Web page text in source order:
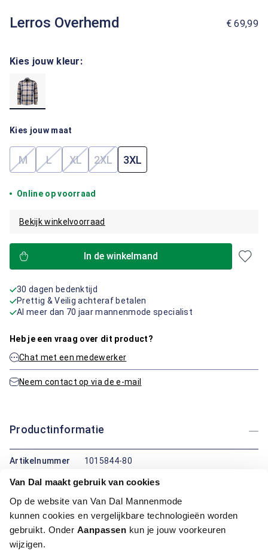
Van Dal maakt gebruik van cookies
Op de website van Van Dal Mannenmode
kunnen cookies en vergelijkbare technologieën worden
gebruikt. Onder Aanpassen kun je jouw voorkeuren
wijzigen.
Lerros Overhemd € 69,99
Kies jouw kleur:
Kies jouw maat
M(Deze optie is momenteel niet beschikbaar.)
L(Deze optie is momenteel niet beschikbaar.)
XL(Deze optie is momenteel niet beschikbaar.)
2XL(Deze optie is momenteel niet
3XL
Online op voorraad
Bekijk winkelvoorraad
In de winkelmand
30 dagen bedenktijd
Prettig & Veilig achteraf betalen
Al meer dan 70 jaar mannenmode specialist
Heb je een vraag over dit product?
Chat met een medewerker
Neem contact op via de e-mail
Productinformatie
Artikelnummer
1015844-80
Materiaal:
100% Katoen
Pasvorm:
Modern Fit
Dit overhemd van Lerros heeft een klassieke boord, lange
mouwen en een modern fit pasvorm. De okerkleurige en